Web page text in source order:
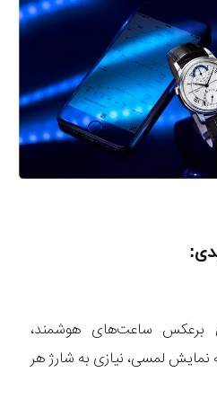
برعکس ساعت‌های هوشمند،
لمسی، نیازی به شارژ هر